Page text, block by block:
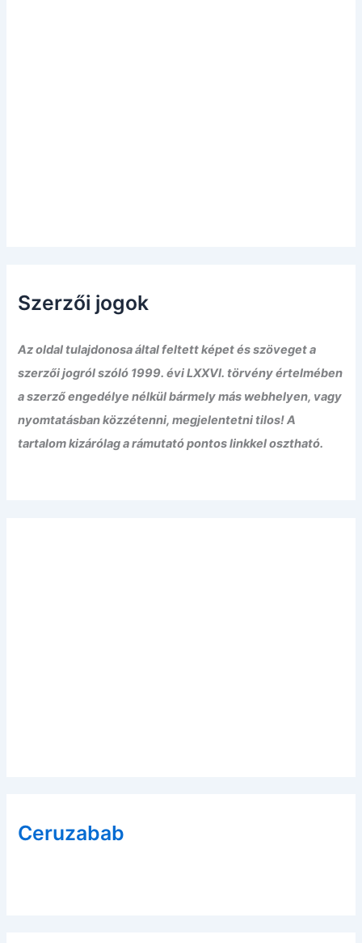
Szerzői jogok
Az oldal tulajdonosa által feltett képet és szöveget a
szerzői jogról szóló 1999. évi LXXVI. törvény értelmében
a szerző engedélye nélkül bármely más webhelyen, vagy
nyomtatásban közzétenni, megjelentetni tilos! A
tartalom kizárólag a rámutató pontos linkkel osztható.
Ceruzabab